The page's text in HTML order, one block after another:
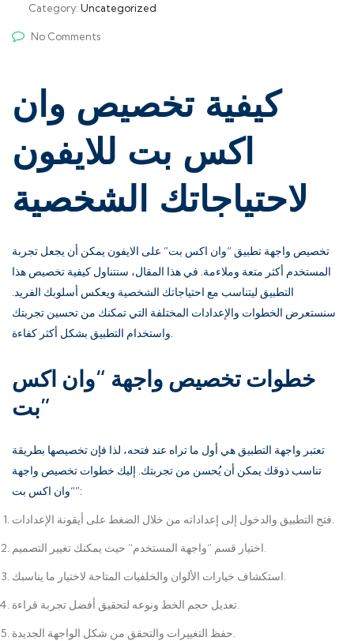
Category: Uncategorized
No Comments
كيفية تخصيص وان
اكس بت للايفون
لاحتياجاتك الشخصية
تخصيص واجهة تطبيق “وان اكس بت” على الايفون يمكن أن يجعل تجربة
المستخدم أكثر متعة وملاءمة. في هذا المقال، سنتناول كيفية تخصيص هذا
التطبيق ليتناسب مع احتياجاتك الشخصية ويعكس أسلوبك الفريد.
سنستعرض الخطوات والإعدادات المختلفة التي تمكنك من تحسين تجربتك
واستخدام التطبيق بشكل أكثر كفاءة.
خطوات تخصيص واجهة “وان اكس
بت”
تعتبر واجهة التطبيق هي أول ما تراه عند فتحه، لذا فإن تخصيصها بطريقة
تناسب ذوقك يمكن أن يُحسن من تجربتك. إليك خطوات تخصيص واجهة
“وان اكس بت”:
فتح التطبيق والدخول إلى إعداداته من خلال الضغط على أيقونة الإعدادات.
اختيار قسم “واجهة المستخدم” حيث يمكنك تغيير التصميم.
استكشاف خيارات الألوان والخلفيات المتاحة لاختيار ما يناسبك.
تعديل حجم الخط ونوعه لتحقيق أفضل تجربة قراءة.
حفظ التغييرات والتحقق من شكل الواجهة الجديدة.